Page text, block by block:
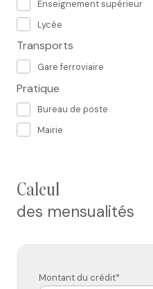
Enseignement supérieur
Lycée
Transports
Gare ferroviaire
Pratique
Bureau de poste
Mairie
calcul
des mensualités
Montant du crédit*